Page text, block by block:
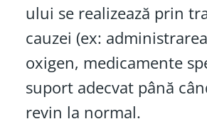
ului se realizează prin
cauzei (ex:
oxigen, medicamente
suport adecvat până
revin la normal.